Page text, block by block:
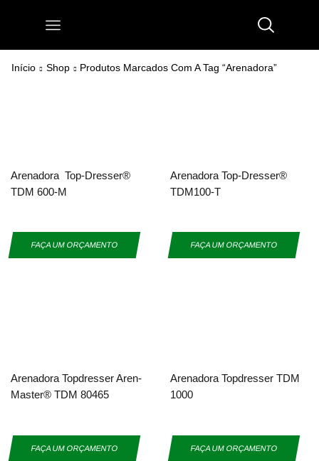
Início Shop Produtos Marcados Com A Tag “Arenadora”
Arenadora Top-Dresser®
TDM 600-M
FAÇA UM ORÇAMENTO
Arenadora Top-Dresser®
TDM100-T
FAÇA UM ORÇAMENTO
Arenadora Topdresser Aren-
Master® TDM 80465
FAÇA UM ORÇAMENTO
Arenadora Topdresser TDM
1000
FAÇA UM ORÇAMENTO